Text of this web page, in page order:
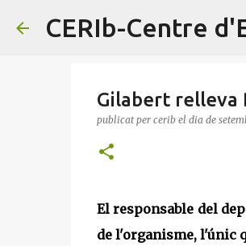
CERIb-Centre
Gilabert relleva
publicat per cerib el dia de
El responsable del
de l'organisme, l'únic